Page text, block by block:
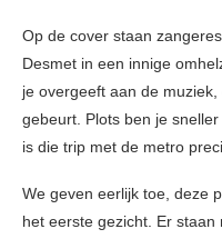
Op de cover staan
Desmet in een innige
je overgeeft aan de
gebeurt. Plots ben je
is die trip met de metro
We geven eerlijk toe, deze
het eerste gezicht. Er